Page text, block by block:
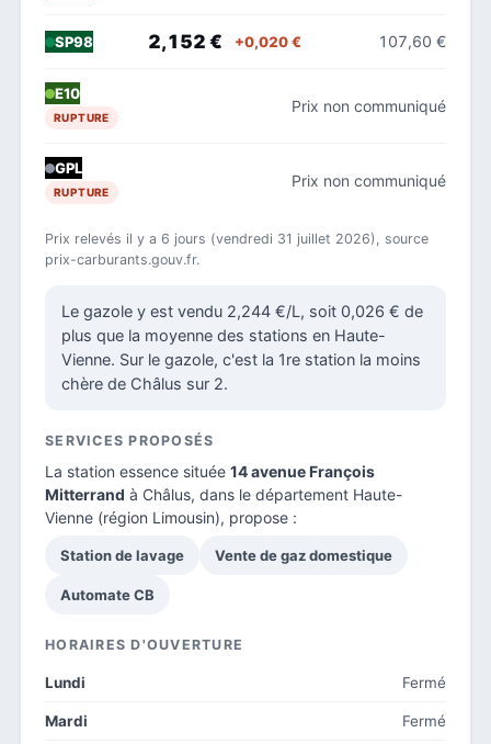
SP98 2,152 € +0,020 € 107,60 €
E10
RUPTURE
Prix non communiqué
GPL
RUPTURE
Prix non communiqué
Prix relevés il y a 6 jours (vendredi 31 juillet 2026), source
prix-carburants.gouv.fr.
Le gazole y est vendu 2,244 €/L, soit 0,026 € de
plus que la moyenne des stations en Haute-
Vienne. Sur le gazole, c'est la 1re station la moins
chère de Châlus sur 2.
SERVICES PROPOSÉS
La station essence située 14 avenue François
Mitterrand à Châlus, dans le département Haute-
Vienne (région Limousin), propose :
Station de lavage Vente de gaz domestique
Automate CB
HORAIRES D'OUVERTURE
Lundi Fermé
Mardi Fermé